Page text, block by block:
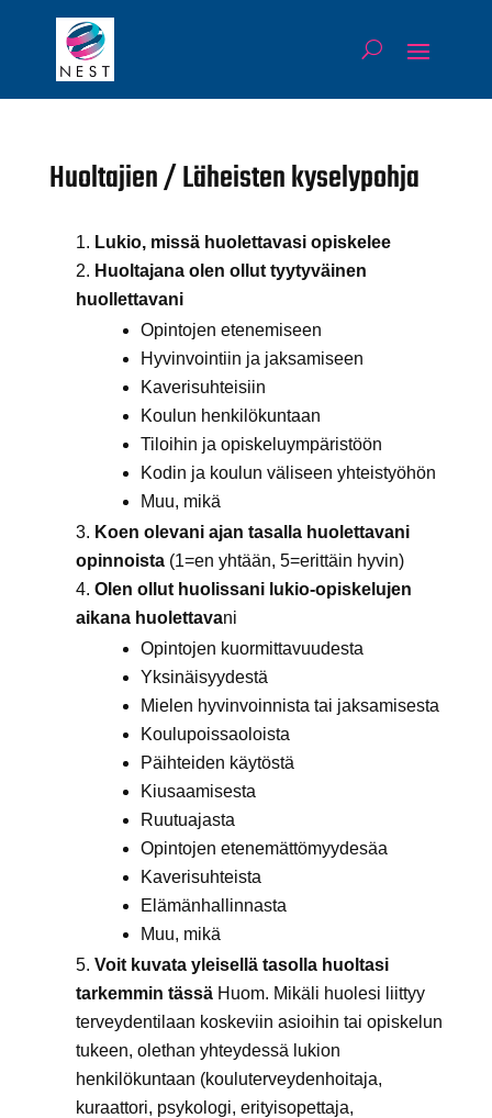
Huoltajien / Läheisten kyselypohja
Lukio, missä huolettavasi opiskelee
Huoltajana olen ollut tyytyväinen
huollettavani
Opintojen etenemiseen
Hyvinvointiin ja jaksamiseen
Kaverisuhteisiin
Koulun henkilökuntaan
Tiloihin ja opiskeluympäristöön
Kodin ja koulun väliseen yhteistyöhön
Muu, mikä
Koen olevani ajan tasalla huolettavani
opinnoista (1=en yhtään, 5=erittäin hyvin)
Olen ollut huolissani lukio-opiskelujen
aikana huolettavani
Opintojen kuormittavuudesta
Yksinäisyydestä
Mielen hyvinvoinnista tai jaksamisesta
Koulupoissaoloista
Päihteiden käytöstä
Kiusaamisesta
Ruutuajasta
Opintojen etenemättömyydesäa
Kaverisuhteista
Elämänhallinnasta
Muu, mikä
Voit kuvata yleisellä tasolla huoltasi
tarkemmin tässäHuom. Mikäli huolesi liittyy
terveydentilaan koskeviin asioihin tai opiskelun
tukeen, olethan yhteydessä lukion
henkilökuntaan (kouluterveydenhoitaja,
kuraattori, psykologi, erityisopettaja,